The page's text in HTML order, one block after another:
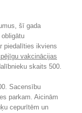
šī gada
piedalīties ikviens
vakcinācijas
skaits 500.
Sacensību
parkam. Aicinām
cepurītēm un